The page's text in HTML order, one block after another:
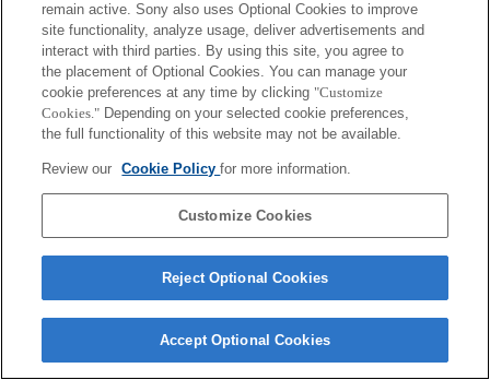
remain active. Sony also uses Optional Cookies to improve
site functionality, analyze usage, deliver advertisements and
interact with third parties. By using this site, you agree to
the placement of Optional Cookies. You can manage your
cookie preferences at any time by clicking "Customize
Cookies." Depending on your selected cookie preferences,
the full functionality of this website may not be available.
Review our Cookie Policyfor more information.
Customize Cookies
Reject Optional Cookies
Accept Optional Cookies